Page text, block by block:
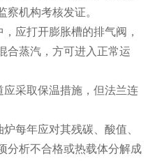
察机构考核发证。
应打开膨胀槽的排气阀，
合蒸汽，方可进入正常运
采取保温措施，但法兰连
每年应对其残碳、酸值、
分析不合格或热载体分解成